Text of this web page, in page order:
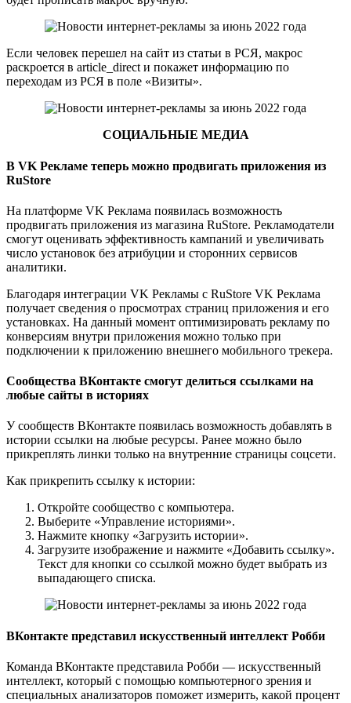
Если человек перешел на сайт из статьи в РСЯ, макрос
раскроется в article_direct и покажет информацию по
переходам из РСЯ в поле «Визиты».
СОЦИАЛЬНЫЕ МЕДИА
В VK Рекламе теперь можно продвигать приложения из
RuStore
На платформе VK Реклама появилась возможность
продвигать приложения из магазина RuStore. Рекламодатели
смогут оценивать эффективность кампаний и увеличивать
число установок без атрибуции и сторонних сервисов
аналитики.
Благодаря интеграции VK Рекламы с RuStore VK Реклама
получает сведения о просмотрах страниц приложения и его
установках. На данный момент оптимизировать рекламу по
конверсиям внутри приложения можно только при
подключении к приложению внешнего мобильного трекера.
Сообщества ВКонтакте смогут делиться ссылками на
любые сайты в историях
У сообществ ВКонтакте появилась возможность добавлять в
истории ссылки на любые ресурсы. Ранее можно было
прикреплять линки только на внутренние страницы соцсети.
Как прикрепить ссылку к истории:
Откройте сообщество с компьютера.
Выберите «Управление историями».
Нажмите кнопку «Загрузить истории».
Загрузите изображение и нажмите «Добавить ссылку».
Текст для кнопки со ссылкой можно будет выбрать из
выпадающего списка.
ВКонтакте представил искусственный интеллект Робби
Команда ВКонтакте представила Робби — искусственный
интеллект, который с помощью компьютерного зрения и
специальных анализаторов поможет измерить, какой процент